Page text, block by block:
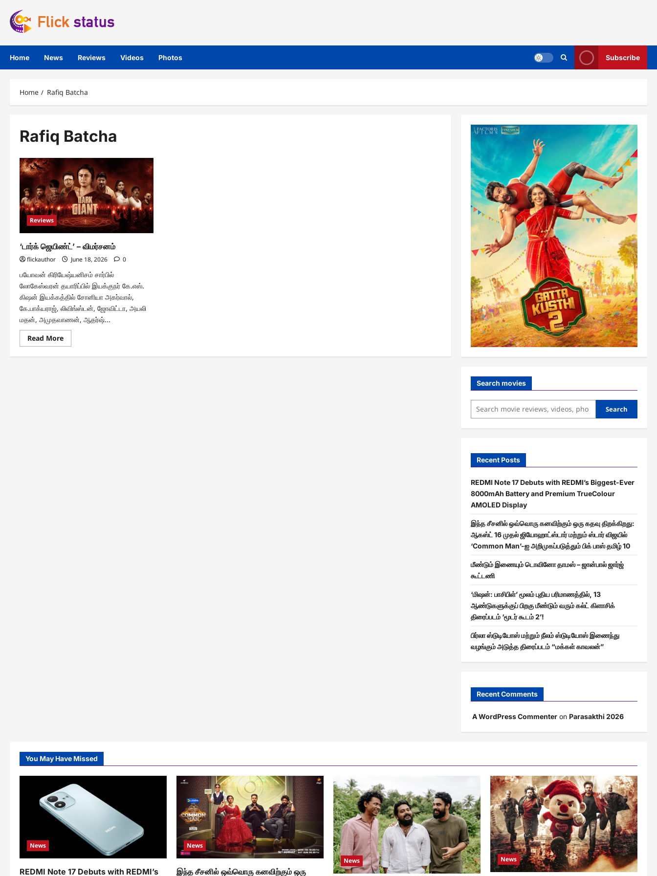
content
Home News Reviews Videos Photos Subscribe
Home Rafiq Batcha
Rafiq Batcha
Reviews
‘டார்க் ஜெயிண்ட்’ – விமர்சனம்
flickauthor June 18, 2026 0
பயோவன் கிரியேஷ்யனிசம் சார்பில்
லோகேஸ்வரன் தயாரிப்பில் இயக்குநர் கே.எஸ்.
கிஷன் இயக்கத்தில் சோனியா அகர்வால்,
கே.பாக்யராஜ், லிவிங்ஸ்டன், ஜோவிட்டா, அயலி
மதன், அமுதவாணன், ஆதர்ஷ்...
Read MoreRead
more
‘டார்க்
Search movies
Search
Recent Posts
REDMI Note 17 Debuts with REDMI’s Biggest-Ever
8000mAh Battery and Premium TrueColour
AMOLED Display
இந்த சீசனில் ஒவ்வொரு கனவிற்கும் ஒரு கதவு திறக்கிறது:
ஆகஸ்ட் 16 முதல் ஜியோஹாட்ஸ்டார் மற்றும் ஸ்டார் விஜயில்
‘Common Man’-ஐ அறிமுகப்படுத்தும் பிக் பாஸ் தமிழ் 10
மீண்டும் இணையும் டொவினோ தாமஸ் – ஜான்பால் ஜார்ஜ்
கூட்டணி
‘மிஷன்: பாசிபிள்’ மூலம் புதிய பரிமாணத்தில், 13
ஆண்டுகளுக்குப் பிறகு மீண்டும் வரும் கல்ட் கிளாசிக்
திரைப்படம் ‘மூடர் கூடம் 2’!
பிர்லா ஸ்டுடியோஸ் மற்றும் நீலம் ஸ்டுடியோஸ் இணைந்து
வழங்கும் அடுத்த திரைப்படம் “மக்கள் காவலன்”
Recent Comments
A WordPress Commenteron Parasakthi 2026
You May Have Missed
News
REDMI Note 17 Debuts with REDMI’s
News
இந்த சீசனில் ஒவ்வொரு கனவிற்கும் ஒரு
News News